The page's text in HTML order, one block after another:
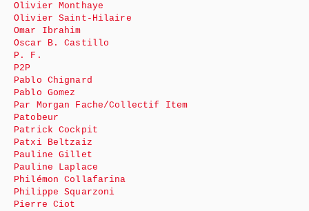
Olivier Monthaye
Olivier Saint-Hilaire
Omar Ibrahim
Oscar B. Castillo
P. F.
P2P
Pablo Chignard
Pablo Gomez
Par Morgan Fache/Collectif Item
Patobeur
Patrick Cockpit
Patxi Beltzaiz
Pauline Gillet
Pauline Laplace
Philémon Collafarina
Philippe Squarzoni
Pierre Ciot